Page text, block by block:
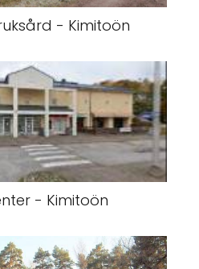
- Kimitoön
- Kimitoön